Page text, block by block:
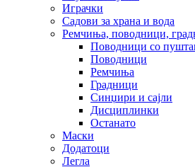
Играчки
Садови за храна и вода
Ремчиња, поводници,
Поводници со
Поводници
Ремчиња
Градници
Синџири и сајли
Дисциплинки
Останато
Маски
Додатоци
Легла